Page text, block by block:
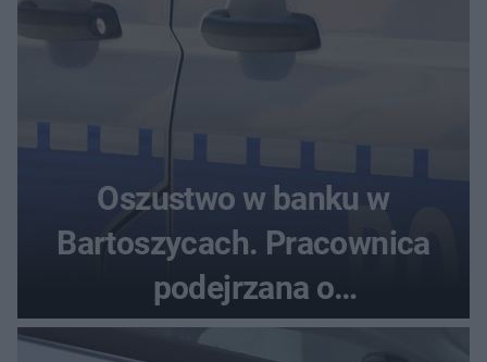
Oszustwo w banku w
Bartoszycach. Pracownica
podejrzana o
przywłaszczenie 470 000 zł